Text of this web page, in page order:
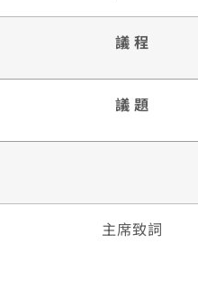
議 程
議 題
主席致詞